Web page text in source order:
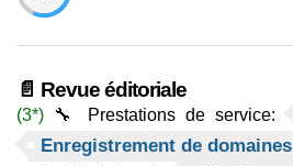
📄 Revue éditoriale
(3*) 🔧 Prestations de service:
Enregistrement de domaines